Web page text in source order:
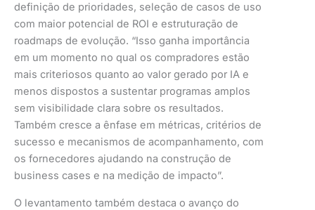
definição de prioridades, seleção de casos de uso
com maior potencial de ROI e estruturação de
roadmaps de evolução. “Isso ganha importância
em um momento no qual os compradores estão
mais criteriosos quanto ao valor gerado por IA e
menos dispostos a sustentar programas amplos
sem visibilidade clara sobre os resultados.
Também cresce a ênfase em métricas, critérios de
sucesso e mecanismos de acompanhamento, com
os fornecedores ajudando na construção de
business cases e na medição de impacto”.
O levantamento também destaca o avanço do